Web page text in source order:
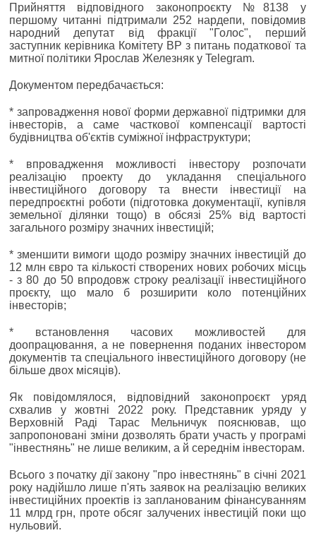
Прийняття відповідного законопроєкту №8138 у
першому читанні підтримали 252 нардепи, повідомив
народний депутат від фракції "Голос", перший
заступник керівника Комітету ВР з питань податкової та
митної політики Ярослав Железняк у Telegram.
Документом передбачається:
* запровадження нової форми державної підтримки для
інвесторів, а саме часткової компенсації вартості
будівництва об'єктів суміжної інфраструктури;
* впровадження можливості інвестору розпочати
реалізацію проекту до укладання спеціального
інвестиційного договору та внести інвестиції на
передпроєктні роботи (підготовка документації, купівля
земельної ділянки тощо) в обсязі 25% від вартості
загального розміру значних інвестицій;
* зменшити вимоги щодо розміру значних інвестицій до
12 млн євро та кількості створених нових робочих місць
- з 80 до 50 впродовж строку реалізації інвестиційного
проєкту, що мало б розширити коло потенційних
інвесторів;
* встановлення часових можливостей для
доопрацювання, а не повернення поданих інвестором
документів та спеціального інвестиційного договору (не
більше двох місяців).
Як повідомлялося, відповідний законопроєкт уряд
схвалив у жовтні 2022 року. Представник уряду у
Верховній Раді Тарас Мельничук пояснював, що
запропоновані зміни дозволять брати участь у програмі
"інвестнянь" не лише великим, а й середнім інвесторам.
Всього з початку дії закону "про інвестнянь" в січні 2021
року надійшло лише п'ять заявок на реалізацію великих
інвестиційних проектів із запланованим фінансуванням
11 млрд грн, проте обсяг залучених інвестицій поки що
нульовий.